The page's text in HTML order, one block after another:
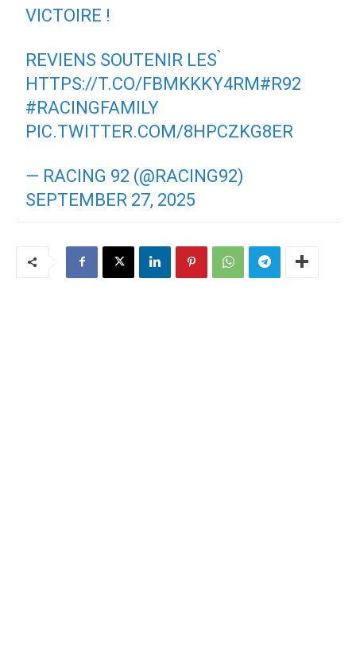
VICTOIRE !
REVIENS SOUTENIR LES ̀
HTTPS://T.CO/FBMKKKY4RM#R92
#RACINGFAMILY
PIC.TWITTER.COM/8HPCZKG8ER
— RACING 92 (@RACING92)
SEPTEMBER 27, 2025